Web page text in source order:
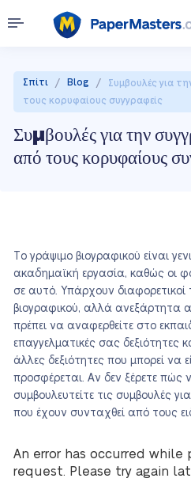
Σπίτι / Blog /
Συμβουλές για
τους κορυφαίους συγγραφείς
Συμβουλές για την
από τους κορυφαίους
Το γράψιμο βιογραφικού είναι
ακαδημαϊκή εργασία, καθώς οι
σε αυτό. Υπάρχουν διαφορετικοί
βιογραφικού, αλλά ανεξάρτητα
πρέπει να αναφερθείτε στο
επαγγελματικές σας δεξιότητες
άλλες δεξιότητες που μπορεί να
προσφέρεται. Αν δεν ξέρετε πώς
συμβουλευτείτε τις συμβουλές
που έχουν συνταχθεί από τους
An error has occurred while
request. Please try again